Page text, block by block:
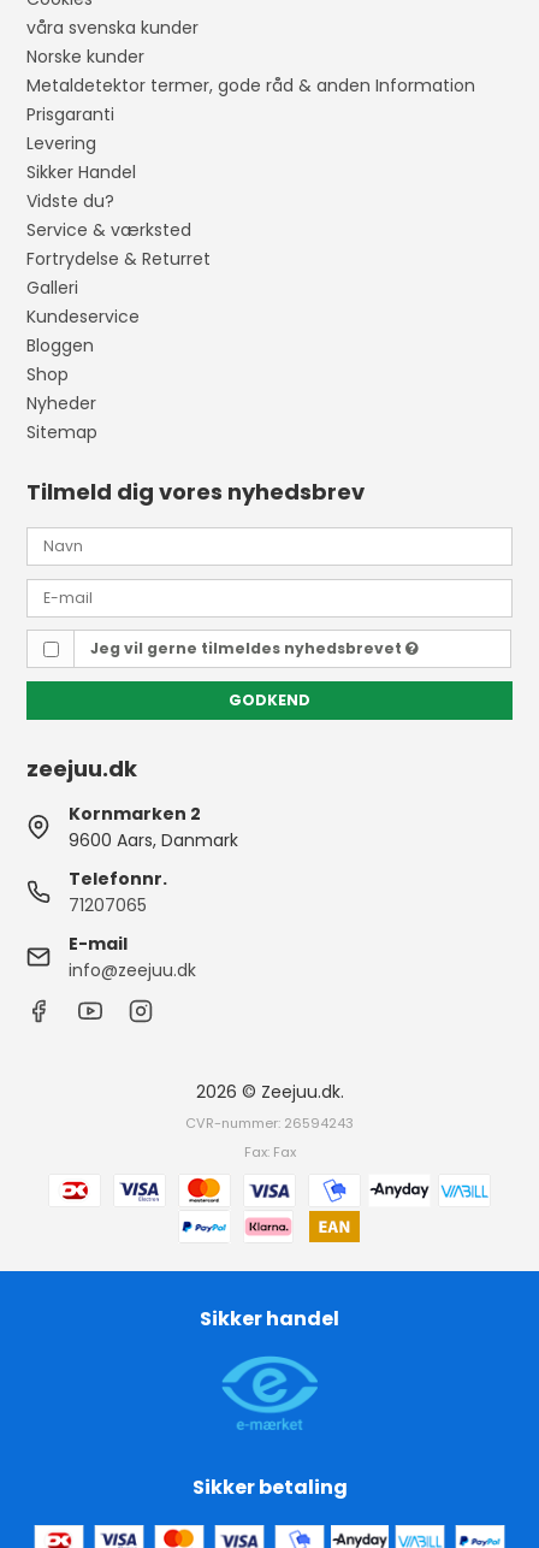
våra svenska kunder
Norske kunder
Metaldetektor termer, gode råd & anden Information
Prisgaranti
Levering
Sikker Handel
Vidste du?
Service & værksted
Fortrydelse & Returret
Galleri
Kundeservice
Bloggen
Shop
Nyheder
Sitemap
Tilmeld dig vores nyhedsbrev
Jeg vil gerne tilmeldes nyhedsbrevet
GODKEND
zeejuu.dk
Kornmarken 2
9600 Aars, Danmark
Telefonnr.
71207065
E-mail
info@zeejuu.dk
2026 © Zeejuu.dk.
CVR-nummer: 26594243
Fax: Fax
Sikker handel
Sikker betaling